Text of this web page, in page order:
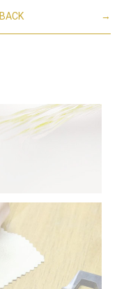
→
BACK